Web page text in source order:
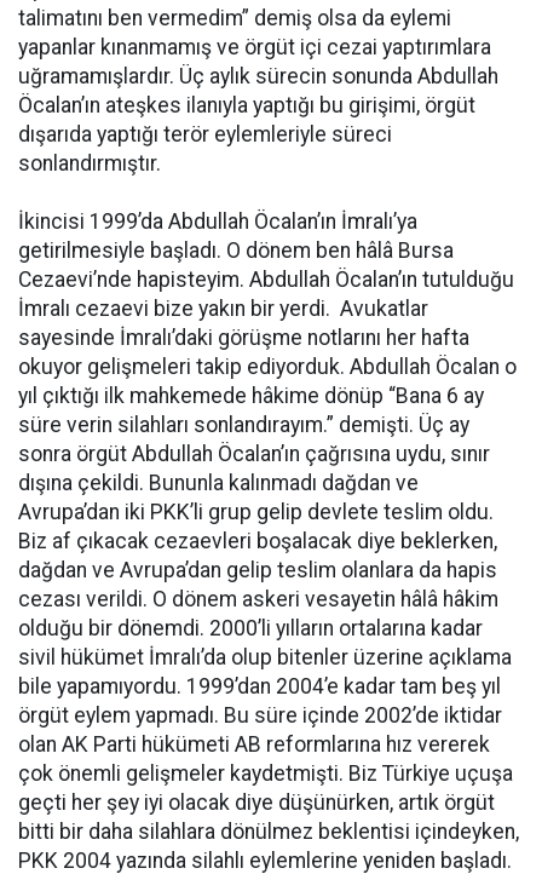
talimatını ben vermedim” demiş olsa da eylemi
yapanlar kınanmamış ve örgüt içi cezai yaptırımlara
uğramamışlardır. Üç aylık sürecin sonunda Abdullah
Öcalan’ın ateşkes ilanıyla yaptığı bu girişimi, örgüt
dışarıda yaptığı terör eylemleriyle süreci
sonlandırmıştır.
İkincisi 1999’da Abdullah Öcalan’ın İmralı’ya
getirilmesiyle başladı. O dönem ben hâlâ Bursa
Cezaevi’nde hapisteyim. Abdullah Öcalan’ın tutulduğu
İmralı cezaevi bize yakın bir yerdi. Avukatlar
sayesinde İmralı’daki görüşme notlarını her hafta
okuyor gelişmeleri takip ediyorduk. Abdullah Öcalan o
yıl çıktığı ilk mahkemede hâkime dönüp “Bana 6 ay
süre verin silahları sonlandırayım.” demişti. Üç ay
sonra örgüt Abdullah Öcalan’ın çağrısına uydu, sınır
dışına çekildi. Bununla kalınmadı dağdan ve
Avrupa’dan iki PKK’li grup gelip devlete teslim oldu.
Biz af çıkacak cezaevleri boşalacak diye beklerken,
dağdan ve Avrupa’dan gelip teslim olanlara da hapis
cezası verildi. O dönem askeri vesayetin hâlâ hâkim
olduğu bir dönemdi. 2000’li yılların ortalarına kadar
sivil hükümet İmralı’da olup bitenler üzerine açıklama
bile yapamıyordu. 1999’dan 2004’e kadar tam beş yıl
örgüt eylem yapmadı. Bu süre içinde 2002’de iktidar
olan AK Parti hükümeti AB reformlarına hız vererek
çok önemli gelişmeler kaydetmişti. Biz Türkiye uçuşa
geçti her şey iyi olacak diye düşünürken, artık örgüt
bitti bir daha silahlara dönülmez beklentisi içindeyken,
PKK 2004 yazında silahlı eylemlerine yeniden başladı.